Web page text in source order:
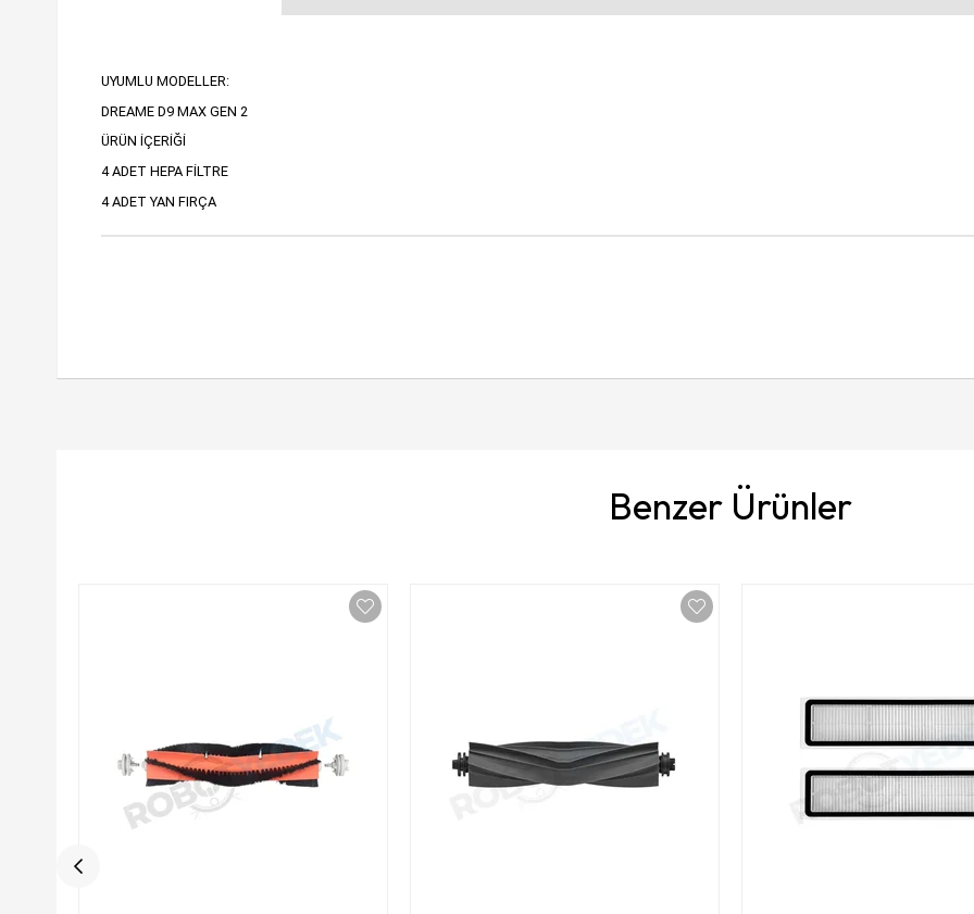
UYUMLU MODELLER:
DREAME D9 MAX GEN 2
ÜRÜN İÇERİĞİ
4 ADET HEPA FİLTRE
4 ADET YAN FIRÇA
Benzer Ürünler